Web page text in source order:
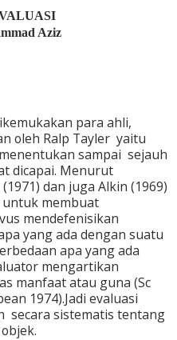
Aziz
para ahli,
oleh Ralp Tayler yaitu
sampai sejauh
dicapai. Menurut
dan juga Alkin (1969)
membuat
mendefenisikan
yang ada dengan suatu
apa yang ada
mengartikan
manfaat atau guna (Sc
1974).Jadi evaluasi
secara sistematis tentang